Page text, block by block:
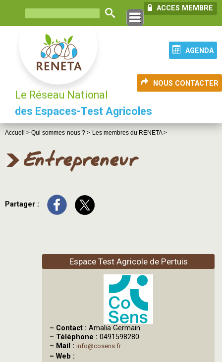
ACCES MEMBRE
AGENDA
NOUS CONTACTER
Le Réseau National
des Espaces-Test Agricoles
Accueil > Qui sommes-nous ? > Les membres du RENETA >
Entrepreneur
Partager :
Espace Test Agricole de Pertuis
– Contact : Amalia Germain
– Téléphone : 0491598280
– Mail : info@cosens.fr
– Web :